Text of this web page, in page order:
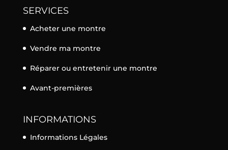
SERVICES
Acheter une montre
Vendre ma montre
Réparer ou entretenir une montre
Avant-premières
INFORMATIONS
Informations Légales